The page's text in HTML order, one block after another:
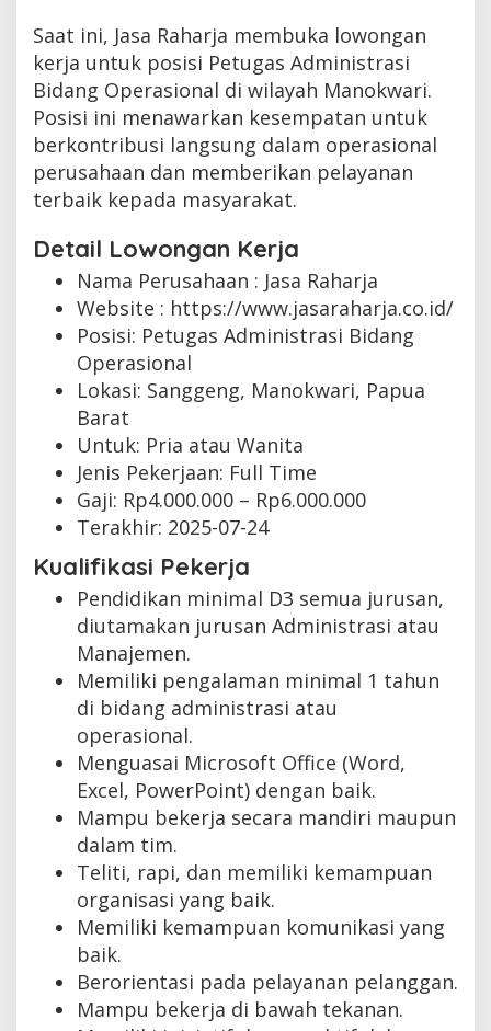
Saat ini, Jasa Raharja membuka lowongan
kerja untuk posisi Petugas Administrasi
Bidang Operasional di wilayah Manokwari.
Posisi ini menawarkan kesempatan untuk
berkontribusi langsung dalam operasional
perusahaan dan memberikan pelayanan
terbaik kepada masyarakat.
Detail Lowongan Kerja
Nama Perusahaan : Jasa Raharja
Website : https://www.jasaraharja.co.id/
Posisi: Petugas Administrasi Bidang
Operasional
Lokasi: Sanggeng, Manokwari, Papua
Barat
Untuk: Pria atau Wanita
Jenis Pekerjaan: Full Time
Gaji: Rp4.000.000 – Rp6.000.000
Terakhir: 2025-07-24
Kualifikasi Pekerja
Pendidikan minimal D3 semua jurusan,
diutamakan jurusan Administrasi atau
Manajemen.
Memiliki pengalaman minimal 1 tahun
di bidang administrasi atau
operasional.
Menguasai Microsoft Office (Word,
Excel, PowerPoint) dengan baik.
Mampu bekerja secara mandiri maupun
dalam tim.
Teliti, rapi, dan memiliki kemampuan
organisasi yang baik.
Memiliki kemampuan komunikasi yang
baik.
Berorientasi pada pelayanan pelanggan.
Mampu bekerja di bawah tekanan.